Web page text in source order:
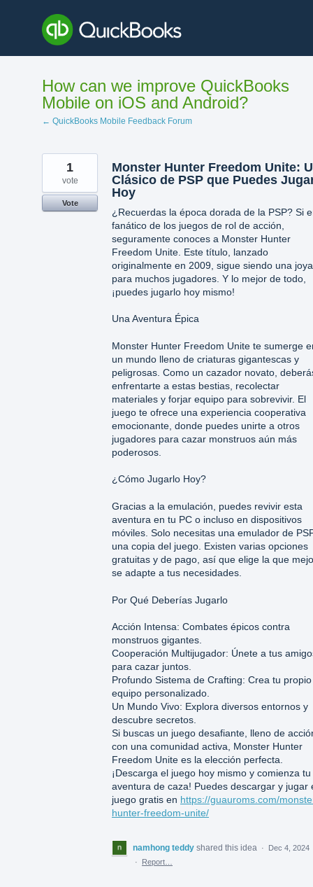
content
How can we improve QuickBooks
Mobile on iOS and Android?
← QuickBooks Mobile Feedback Forum
Monster Hunter Freedom Unite:
Clásico de PSP que Puedes
Hoy
¿Recuerdas la época dorada de la PSP? Si
fanático de los juegos de rol de acción,
seguramente conoces a Monster Hunter
Freedom Unite. Este título, lanzado
originalmente en 2009, sigue siendo una joya
para muchos jugadores. Y lo mejor de todo,
¡puedes jugarlo hoy mismo!
Una Aventura Épica
Monster Hunter Freedom Unite te sumerge
un mundo lleno de criaturas gigantescas y
peligrosas. Como un cazador novato,
enfrentarte a estas bestias, recolectar
materiales y forjar equipo para sobrevivir. El
juego te ofrece una experiencia cooperativa
emocionante, donde puedes unirte a otros
jugadores para cazar monstruos aún más
poderosos.
¿Cómo Jugarlo Hoy?
Gracias a la emulación, puedes revivir esta
aventura en tu PC o incluso en dispositivos
móviles. Solo necesitas una emulador de
una copia del juego. Existen varias opciones
gratuitas y de pago, así que elige la que
se adapte a tus necesidades.
Por Qué Deberías Jugarlo
Acción Intensa: Combates épicos contra
monstruos gigantes.
Cooperación Multijugador: Únete a tus
para cazar juntos.
Profundo Sistema de Crafting: Crea tu propio
equipo personalizado.
Un Mundo Vivo: Explora diversos entornos y
descubre secretos.
Si buscas un juego desafiante, lleno de
con una comunidad activa, Monster Hunter
Freedom Unite es la elección perfecta.
¡Descarga el juego hoy mismo y comienza tu
aventura de caza! Puedes descargar y jugar
juego gratis en https://guauroms.com/
hunter-freedom-unite/
1
vote
Vote
namhong teddy shared this idea ·
Dec 4, 2024
·
Report…